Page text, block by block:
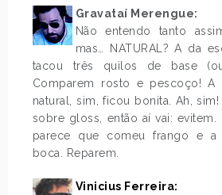
Gravataí Merengue:
Não entendo tanto
mas… NATURAL? A da
tacou três quilos de base
Comparem rosto e pescoço! A
natural, sim, ficou bonita. Ah,
sobre gloss, então aí vai:
parece que comeu frango e a
boca. Reparem.
Vinicius Ferreira: